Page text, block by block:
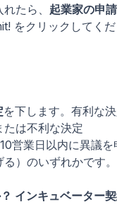
たら、 起業家の申
をクリックしてく
を下します。有利な
たは不利な決定
営業日以内に異議を
）のいずれかです。
インキュベーター